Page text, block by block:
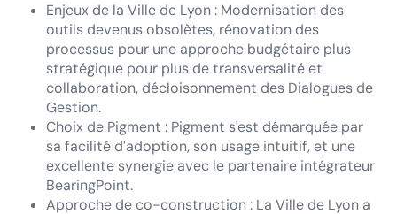
Enjeux de la Ville de Lyon : Modernisation des
outils devenus obsolètes, rénovation des
processus pour une approche budgétaire plus
stratégique pour plus de transversalité et
collaboration, décloisonnement des Dialogues de
Gestion.
Choix de Pigment : Pigment s'est démarquée par
sa facilité d'adoption, son usage intuitif, et une
excellente synergie avec le partenaire intégrateur
BearingPoint.
Approche de co-construction : La Ville de Lyon a